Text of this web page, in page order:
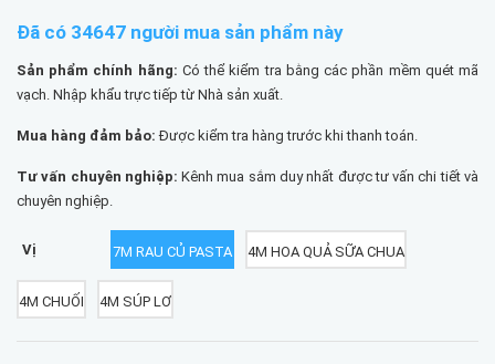
Đã có 34647 người mua sản phẩm này
Sản phẩm chính hãng: Có thể kiểm tra bằng các phần mềm quét mã
vạch. Nhập khẩu trực tiếp từ Nhà sản xuất.
Mua hàng đảm bảo: Được kiểm tra hàng trước khi thanh toán.
Tư vấn chuyên nghiệp: Kênh mua sắm duy nhất được tư vấn chi tiết và
chuyên nghiệp.
Vị 7M RAU CỦ PASTA 4M HOA QUẢ SỮA CHUA
4M CHUỐI 4M SÚP LƠ